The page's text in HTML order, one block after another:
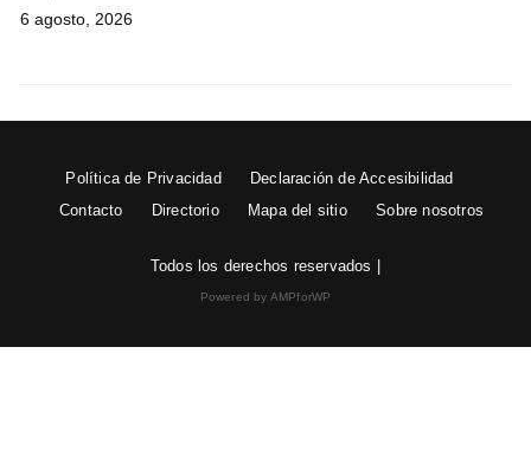
6 agosto, 2026
Política de Privacidad
Declaración de Accesibilidad
Contacto
Directorio Mapa del sitio Sobre nosotros
Todos los derechos reservados |
Powered by AMPforWP